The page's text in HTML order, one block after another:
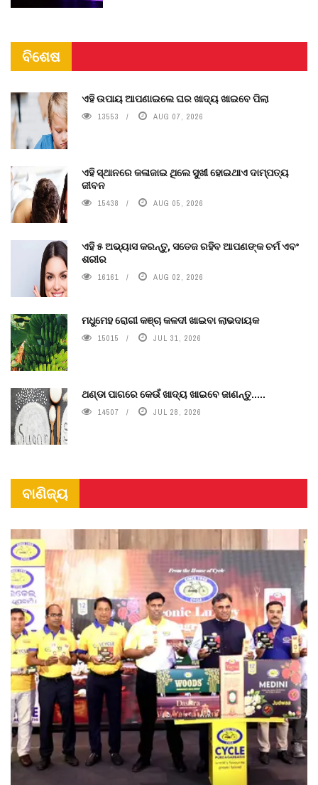
ବିଶେଷ
ଏହି ଉପାୟ ଆପଣାଇଲେ ଘର ଖାଦ୍ୟ ଖାଇବେ ପିଲା
13553 AUG 07, 2026
ଏହି ସ୍ଥାନରେ କଳାଜାଇ ଥିଲେ ସୁଖୀ ହୋଇଥାଏ ଦାମ୍ପତ୍ୟ
ଜୀବନ
15438 AUG 05, 2026
ଏହି ୫ ଅଭ୍ୟାସ କରନ୍ତୁ, ସତେଜ ରହିବ ଆପଣଙ୍କ ଚର୍ମ ଏବଂ
ଶରୀର
16161 AUG 02, 2026
ମଧୁମେହ ରୋଗୀ କଞ୍ଚା କଳଦୀ ଖାଇବା ଲାଭଦାୟକ
15015 JUL 31, 2026
ଥଣ୍ଡା ପାଗରେ କେଉଁ ଖାଦ୍ୟ ଖାଇବେ ଜାଣନ୍ତୁ.....
14507 JUL 28, 2026
ବାଣିଜ୍ୟ